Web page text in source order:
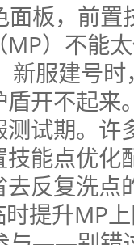
面板，前
MP）不能
新服建号
开不起来
试期。许
能点优化
反复洗点
提升MP